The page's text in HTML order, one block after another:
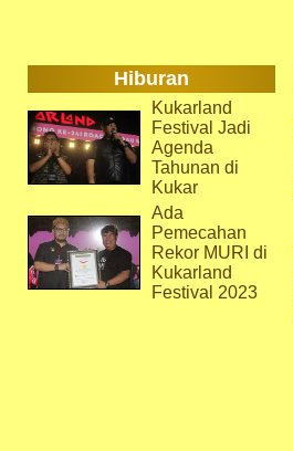
Hiburan
Kukarland
Festival Jadi
Agenda
Tahunan di
Kukar
Ada
Pemecahan
Rekor MURI di
Kukarland
Festival 2023